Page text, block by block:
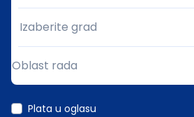
Grad
Izaberite grad
Oblast rada
Plata u oglasu